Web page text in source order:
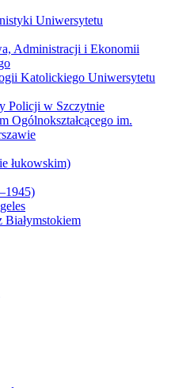
Uniwersytetu
Administracji i Ekonomii
Katolickiego Uniwersytetu
Policji w Szczytnie
im.
łukowskim)